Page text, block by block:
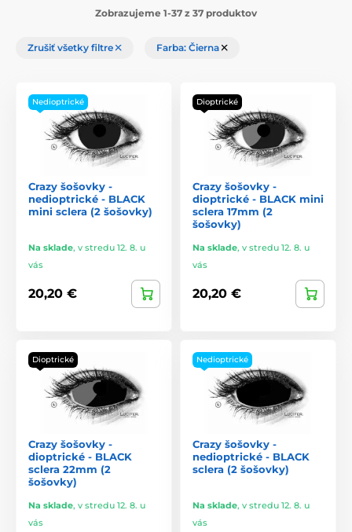
Zobrazujeme 1-37 z 37 produktov
Zrušiť všetky filtre Farba: Čierna
Nedioptrické
Crazy šošovky -
nedioptrické - BLACK
mini sclera (2 šošovky)
Na sklade, v stredu 12. 8. u
vás
20,20 €
Dioptrické
Crazy šošovky -
dioptrické - BLACK mini
sclera 17mm (2
šošovky)
Na sklade, v stredu 12. 8. u
vás
20,20 €
Dioptrické
Crazy šošovky -
dioptrické - BLACK
sclera 22mm (2
šošovky)
Na sklade, v stredu 12. 8. u
vás
Nedioptrické
Crazy šošovky -
nedioptrické - BLACK
sclera (2 šošovky)
Na sklade, v stredu 12. 8. u
vás